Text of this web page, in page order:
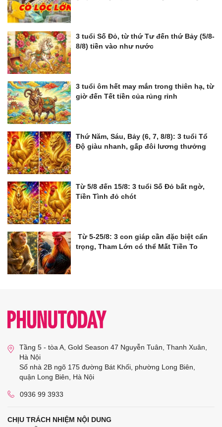
3 tuổi Số Đỏ, từ thứ Tư đến thứ Bảy (5/8-
8/8) tiền vào như nước
3 tuổi ôm hết may mắn trong thiên hạ, từ
giờ đến Tết tiền của rủng rỉnh
Thứ Năm, Sáu, Bảy (6, 7, 8/8): 3 tuổi Tổ
Độ giàu nhanh, gấp đôi lương thưởng
Từ 5/8 đến 15/8: 3 tuổi Số Đỏ bất ngờ,
Tiền Tình đỏ chót
Từ 5-25/8: 3 con giáp cần đặc biệt cẩn
trọng, Tham Lớn có thể Mất Tiền To
Tầng 5 - tòa A, Gold Season 47 Nguyễn Tuân, Thanh Xuân,
Hà Nội
Số nhà 2B ngõ 175 đường Bát Khối, phường Long Biên,
quận Long Biên, Hà Nội
0936 99 3933
CHỊU TRÁCH NHIỆM NỘI DUNG